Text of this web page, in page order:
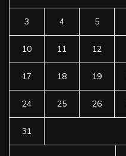
3 4 5
10 11 12
17 18 19
24 25 26
31